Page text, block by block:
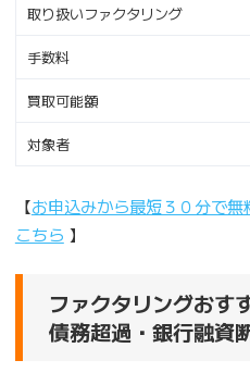
取り扱いファクタリング
手数料
買取可能額
対象者
【お申込みから最短３０分で
こちら 】
ファクタリングおす
債務超過・銀行融資